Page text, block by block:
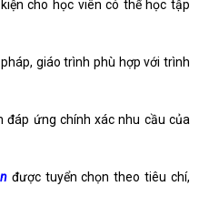
cho học viên có thể học tập
giáo trình phù hợp với trình
đáp ứng chính xác nhu cầu của
được tuyển chọn theo tiêu chí,